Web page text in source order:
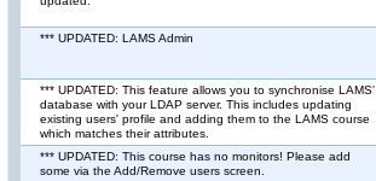
*** UPDATED: LAMS Admin
*** UPDATED: This feature allows you to synchronise LAMS'
database with your LDAP server. This includes updating
existing users' profile and adding them to the LAMS course
which matches their attributes.
*** UPDATED: This course has no monitors! Please add
some via the Add/Remove users screen.